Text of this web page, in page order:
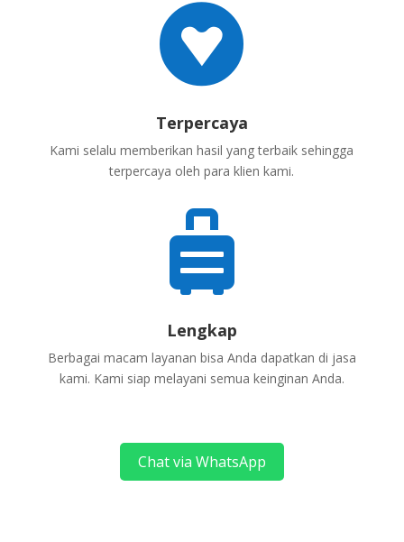

Terpercaya
Kami selalu memberikan hasil yang terbaik sehingga
terpercaya oleh para klien kami.

Lengkap
Berbagai macam layanan bisa Anda dapatkan di jasa
kami. Kami siap melayani semua keinginan Anda.
Chat via WhatsApp